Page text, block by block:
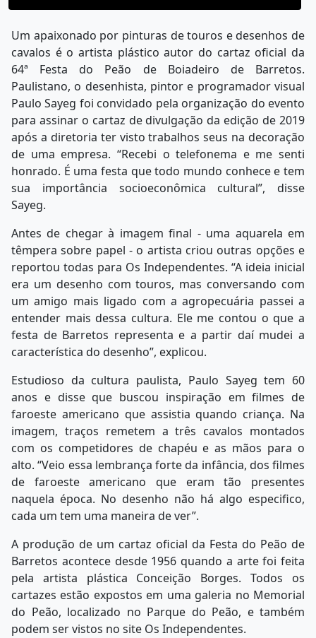
Um apaixonado por pinturas de touros e desenhos de
cavalos é o artista plástico autor do cartaz oficial da
64ª Festa do Peão de Boiadeiro de Barretos.
Paulistano, o desenhista, pintor e programador visual
Paulo Sayeg foi convidado pela organização do evento
para assinar o cartaz de divulgação da edição de 2019
após a diretoria ter visto trabalhos seus na decoração
de uma empresa. “Recebi o telefonema e me senti
honrado. É uma festa que todo mundo conhece e tem
sua importância socioeconômica cultural”, disse
Sayeg.
Antes de chegar à imagem final - uma aquarela em
têmpera sobre papel - o artista criou outras opções e
reportou todas para Os Independentes. “A ideia inicial
era um desenho com touros, mas conversando com
um amigo mais ligado com a agropecuária passei a
entender mais dessa cultura. Ele me contou o que a
festa de Barretos representa e a partir daí mudei a
característica do desenho”, explicou.
Estudioso da cultura paulista, Paulo Sayeg tem 60
anos e disse que buscou inspiração em filmes de
faroeste americano que assistia quando criança. Na
imagem, traços remetem a três cavalos montados
com os competidores de chapéu e as mãos para o
alto. “Veio essa lembrança forte da infância, dos filmes
de faroeste americano que eram tão presentes
naquela época. No desenho não há algo especifico,
cada um tem uma maneira de ver”.
A produção de um cartaz oficial da Festa do Peão de
Barretos acontece desde 1956 quando a arte foi feita
pela artista plástica Conceição Borges. Todos os
cartazes estão expostos em uma galeria no Memorial
do Peão, localizado no Parque do Peão, e também
podem ser vistos no site Os Independentes.